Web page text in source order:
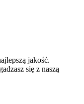
jakość.
się z naszą